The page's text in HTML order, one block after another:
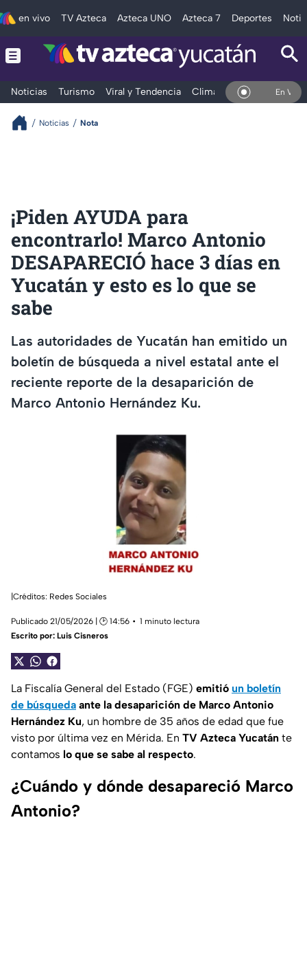
en vivo TV Azteca Azteca UNO Azteca 7 Deportes
Noticias Turismo Viral y Tendencia Clima Deportes En Vivo
Noticias Nota
¡Piden AYUDA para
encontrarlo! Marco Antonio
DESAPARECIÓ hace 3 días en
Yucatán y esto es lo que se
sabe
Las autoridades de Yucatán han emitido un
boletín de búsqueda a nivel estatal ante el
reciente reporte de la desaparición de
Marco Antonio Hernández Ku.
|Créditos: Redes Sociales
Publicado 21/05/2026 | 🕑 14:56
1 minuto lectura
Escrito por: Luis Cisneros
La Fiscalía General del Estado (FGE) emitió un boletín
de búsqueda ante la desaparición de Marco Antonio
Hernández Ku, un hombre de 35 años de edad que fue
visto por última vez en Mérida. En TV Azteca Yucatán te
contamos lo que se sabe al respecto.
¿Cuándo y dónde desapareció Marco
Antonio?